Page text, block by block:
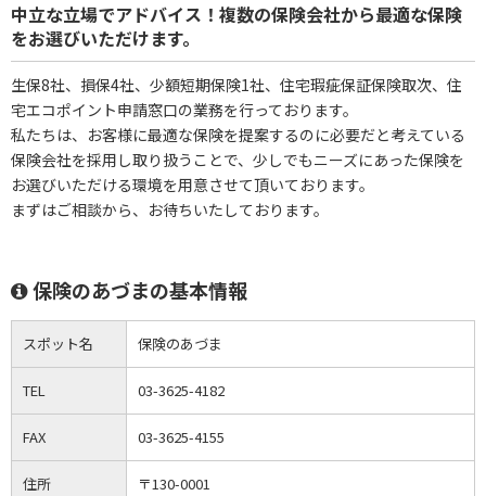
中立な立場でアドバイス！複数の保険会社から最適な保険
をお選びいただけます。
生保8社、損保4社、少額短期保険1社、住宅瑕疵保証保険取次、住
宅エコポイント申請窓口の業務を行っております。
私たちは、お客様に最適な保険を提案するのに必要だと考えている
保険会社を採用し取り扱うことで、少しでもニーズにあった保険を
お選びいただける環境を用意させて頂いております。
まずはご相談から、お待ちいたしております。
保険のあづまの基本情報
スポット名 保険のあづま
TEL 03-3625-4182
FAX 03-3625-4155
住所
〒130-0001